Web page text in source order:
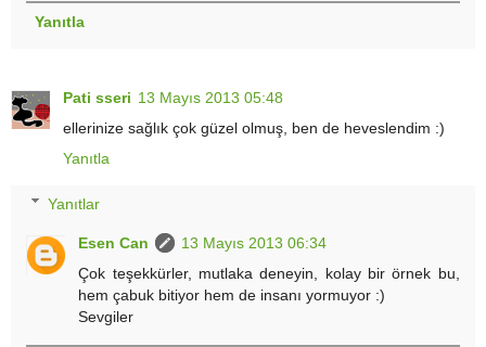
Yanıtla
Pati sseri 13 Mayıs 2013 05:48
ellerinize sağlık çok güzel olmuş, ben de heveslendim :)
Yanıtla
Yanıtlar
Esen Can
13 Mayıs 2013 06:34
Çok teşekkürler, mutlaka deneyin, kolay bir örnek bu,
hem çabuk bitiyor hem de insanı yormuyor :)
Sevgiler